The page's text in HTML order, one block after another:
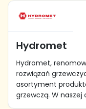
Hydromet
Hydromet,
rozwiązań
asortyment
grzewczą. W naszej